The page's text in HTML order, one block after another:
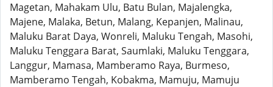
Magetan, Mahakam Ulu, Batu Bulan, Majalengka,
Majene, Malaka, Betun, Malang, Kepanjen, Malinau,
Maluku Barat Daya, Wonreli, Maluku Tengah, Masohi,
Maluku Tenggara Barat, Saumlaki, Maluku Tenggara,
Langgur, Mamasa, Mamberamo Raya, Burmeso,
Mamberamo Tengah, Kobakma, Mamuju, Mamuju